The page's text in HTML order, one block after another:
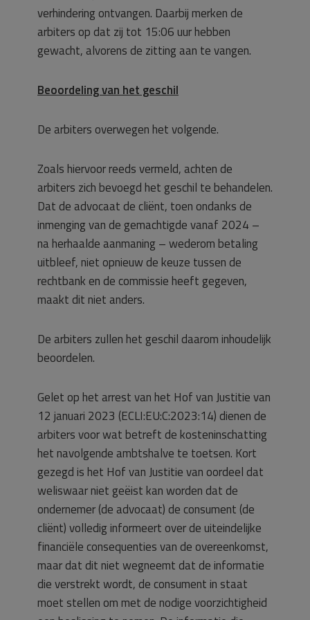
verhindering ontvangen. Daarbij merken de
arbiters op dat zij tot 15:06 uur hebben
gewacht, alvorens de zitting aan te vangen.
Beoordeling van het geschil
De arbiters overwegen het volgende.
Zoals hiervoor reeds vermeld, achten de
arbiters zich bevoegd het geschil te behandelen.
Dat de advocaat de cliënt, toen ondanks de
inmenging van de gemachtigde vanaf 2024 –
na herhaalde aanmaning – wederom betaling
uitbleef, niet opnieuw de keuze tussen de
rechtbank en de commissie heeft gegeven,
maakt dit niet anders.
De arbiters zullen het geschil daarom inhoudelijk
beoordelen.
Gelet op het arrest van het Hof van Justitie van
12 januari 2023 (ECLI:EU:C:2023:14) dienen de
arbiters voor wat betreft de kosteninschatting
het navolgende ambtshalve te toetsen. Kort
gezegd is het Hof van Justitie van oordeel dat
weliswaar niet geëist kan worden dat de
ondernemer (de advocaat) de consument (de
cliënt) volledig informeert over de uiteindelijke
financiële consequenties van de overeenkomst,
maar dat dit niet wegneemt dat de informatie
die verstrekt wordt, de consument in staat
moet stellen om met de nodige voorzichtigheid